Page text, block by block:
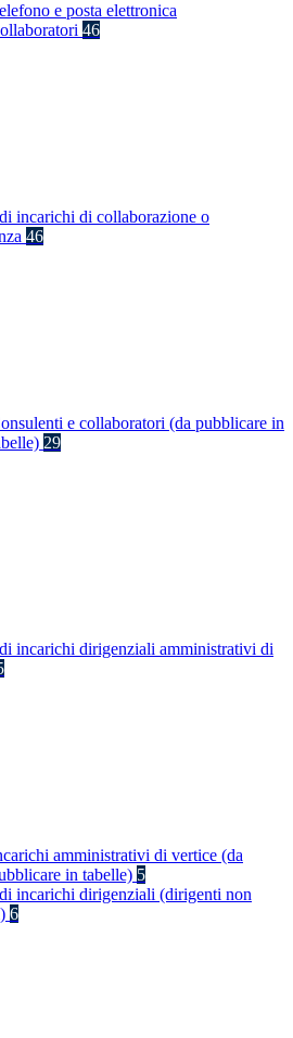
e posta elettronica
46
incarichi di collaborazione o
46
e collaboratori (da pubblicare in
29
incarichi dirigenziali amministrativi di
amministrativi di vertice (da
in tabelle) 5
incarichi dirigenziali (dirigenti non
6